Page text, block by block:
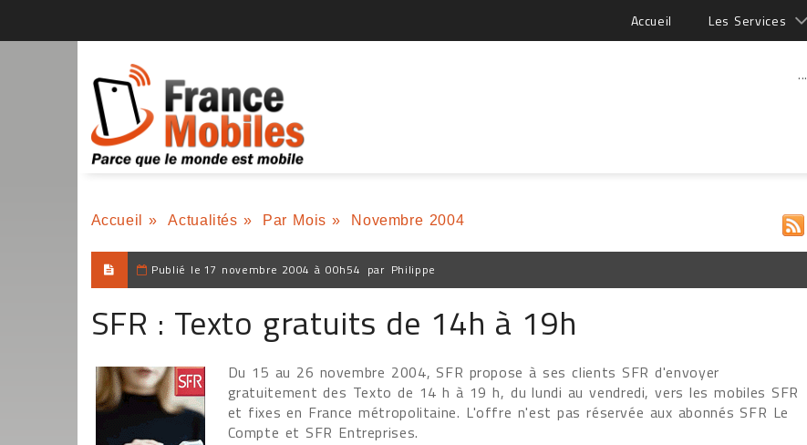
Accueil Les Services
...
Accueil » Actualités » Par Mois » Novembre 2004
Publié le 17 novembre 2004 à 00h54 par Philippe
SFR : Texto gratuits de 14h à 19h
Du 15 au 26 novembre 2004, SFR propose à ses clients SFR d'envoyer
gratuitement des Texto de 14 h à 19 h, du lundi au vendredi, vers les mobiles SFR
et fixes en France métropolitaine. L'offre n'est pas réservée aux abonnés SFR Le
Compte et SFR Entreprises.